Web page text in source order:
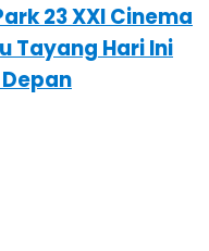
23 XXI Cinema
Tayang Hari Ini